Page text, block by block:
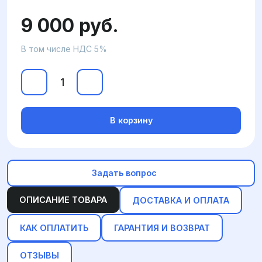
ОПИСАНИЕ ТОВАРА ДОСТАВКА И ОПЛАТА
КАК ОПЛАТИТЬ ГАРАНТИЯ И ВОЗВРАТ
ОТЗЫВЫ
9 000 руб.
В том числе НДС 5%
В корзину
Задать вопрос